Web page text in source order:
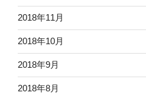
2018年11月
2018年10月
2018年9月
2018年8月